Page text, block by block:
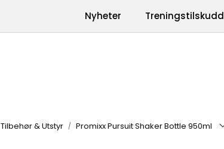
Produkter | Varemerker
Nyheter Treningstilskudd
Tilbehør & Utstyr Promixx Pursuit Shaker Bottle 950ml